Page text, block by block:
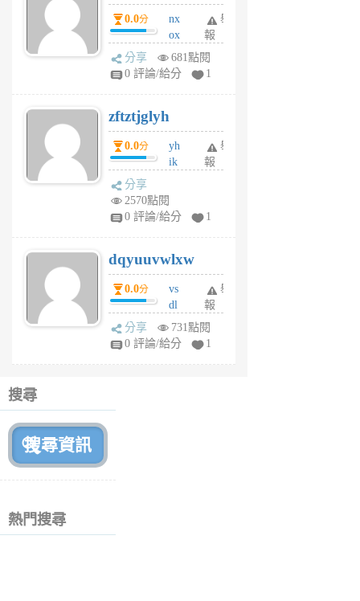
個
月
前
0.0分
nx
ox
rh
pe
月
前
舉
報
分享
681點閱
0 評論/給分
1
zftztjglyh
0.0分
yh
ik
tu
6
個
月
前
舉
報
分享
2570點閱
0 評論/給分
1
dqyuuvwlxw
0.0分
vs
dl
sq
fy
舉
報
分享
731點閱
0 評論/給分
1
搜尋
熱門搜尋